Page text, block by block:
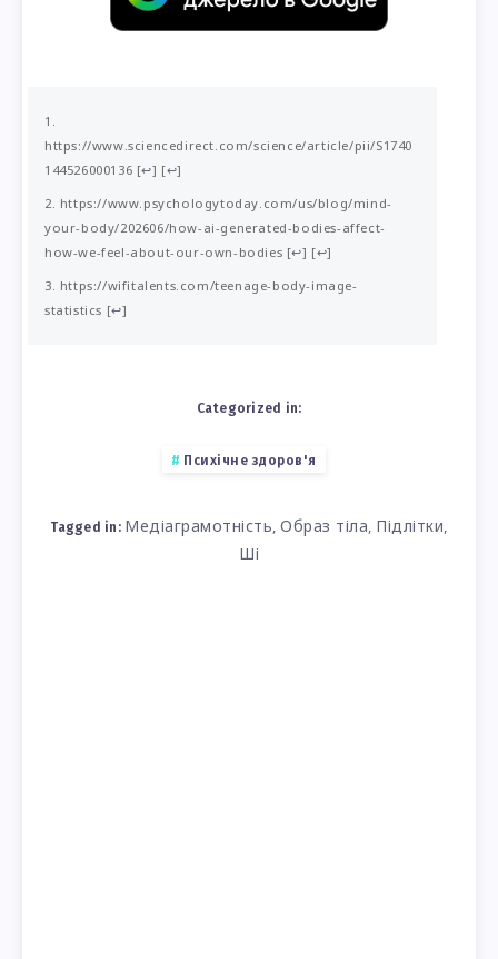
https://www.sciencedirect.com/science/article/pii/S1740
144526000136 [↩] [↩]
https://www.psychologytoday.com/us/blog/mind-
your-body/202606/how-ai-generated-bodies-affect-
how-we-feel-about-our-own-bodies [↩] [↩]
https://wifitalents.com/teenage-body-image-
statistics [↩]
Categorized in:
Психічне здоров'я
Tagged in: Медіаграмотність,Образ тіла, Підлітки,
Ші